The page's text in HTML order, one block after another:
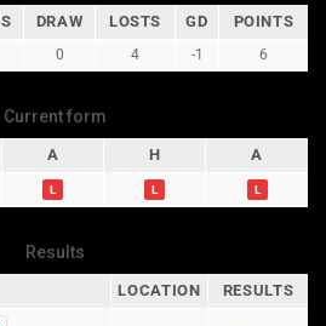
DRAW LOSTS GD POINTS
0 4 -1 6
Current form
A H A
L L L
Results
LOCATION RESULTS